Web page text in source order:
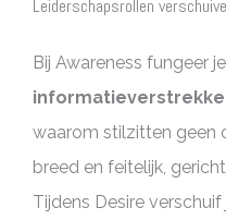
Leiderschapsrollen
Bij Awareness fungeer
waarom stilzitten geen
breed en feitelijk,
Tijdens Desire verschuif